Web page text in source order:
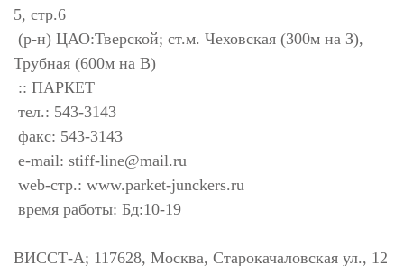
5, стр.6
(р-н) ЦАО:Тверской; ст.м. Чеховская (300м на З),
Трубная (600м на В)
:: ПАРКЕТ
тел.: 543-3143
факс: 543-3143
e-mail: stiff-line@mail.ru
web-стр.: www.parket-junckers.ru
время работы: Бд:10-19
ВИССТ-А; 117628, Москва, Старокачаловская ул., 12